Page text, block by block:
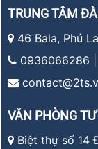
TRUNG TÂM
46 Bala, Phú
0936066286 |
VĂN PHÒNG
Biệt thự số 14